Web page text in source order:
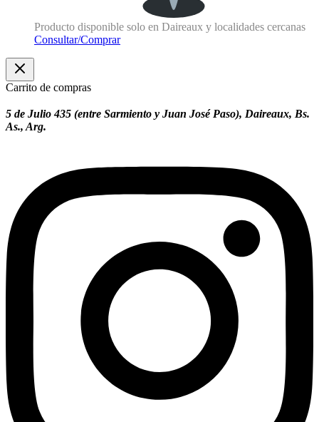
Producto disponible solo en Daireaux y localidades cercanas
Consultar/Comprar
Carrito de compras
5 de Julio 435 (entre Sarmiento y Juan José Paso), Daireaux, Bs.
As., Arg.